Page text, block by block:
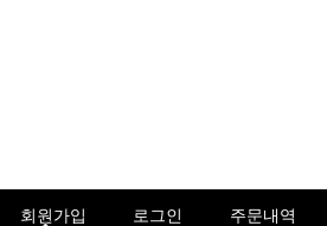
회원가입 로그인 주문내역